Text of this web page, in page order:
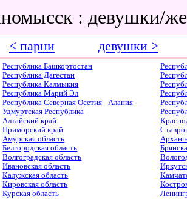
: девушки/
< парни девушки >
Республика Башкортостан
Республика Дагестан
Республика Калмыкия
Республика Марий Эл
Республика Северная Осетия - Алания
Удмуртская Республика
Алтайский край
Приморский край
Амурская область
Белгородская область
Волгоградская область
Ивановская область
Калужская область
Кировская область
Курская область